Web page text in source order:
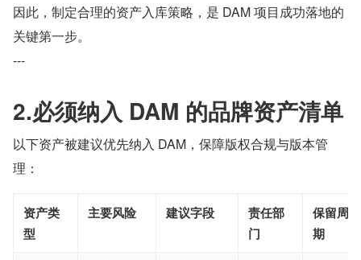
因此，制定合理的资产入库策略，是 DAM 项目成功落地的
关键第一步。
---
2.必须纳入 DAM 的品牌资产清单
以下资产被建议优先纳入 DAM，保障版权合规与版本管
理：
资产类
型
主要风险 建议字段
责任部
门
保留周
期